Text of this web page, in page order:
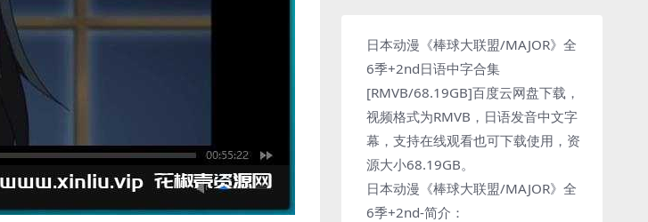
日本动漫《棒球大联盟/MAJOR》全
6季+2nd日语中字合集
[RMVB/68.19GB]百度云网盘下载，
视频格式为RMVB，日语发音中文字
幕，支持在线观看也可下载使用，资
源大小68.19GB。
日本动漫《棒球大联盟/MAJOR》全
6季+2nd-简介：